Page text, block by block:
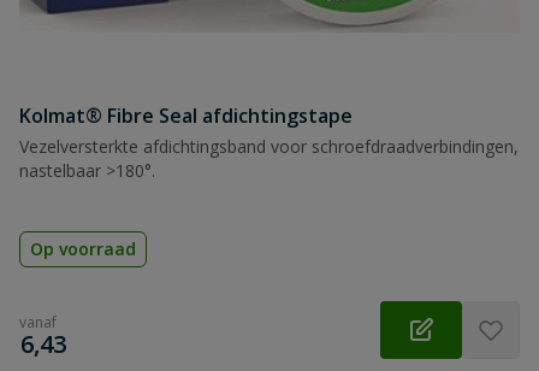
Kolmat® Fibre Seal afdichtingstape
Vezelversterkte afdichtingsband voor schroefdraadverbindingen,
nastelbaar >180°.
Op voorraad
vanaf
€
6,43